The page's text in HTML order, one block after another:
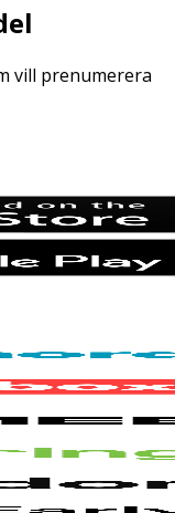
vill prenumerera